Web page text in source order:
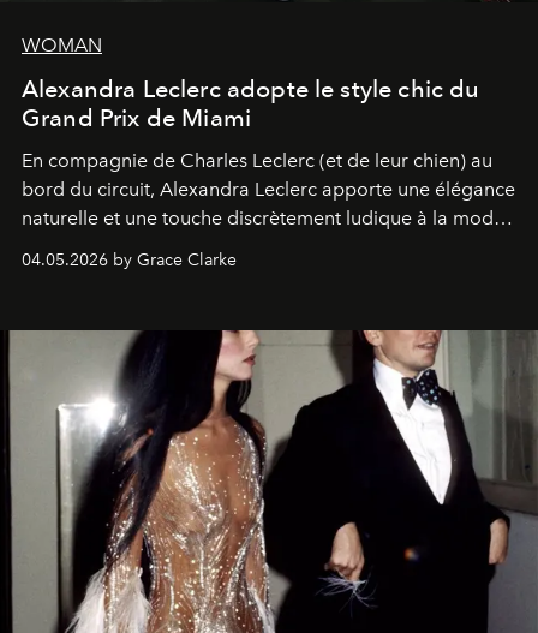
WOMAN
Alexandra Leclerc adopte le style chic du
Grand Prix de Miami
En compagnie de Charles Leclerc (et de leur chien) au
bord du circuit, Alexandra Leclerc apporte une élégance
naturelle et une touche discrètement ludique à la mode
de la Formule 1.
04.05.2026 by Grace Clarke